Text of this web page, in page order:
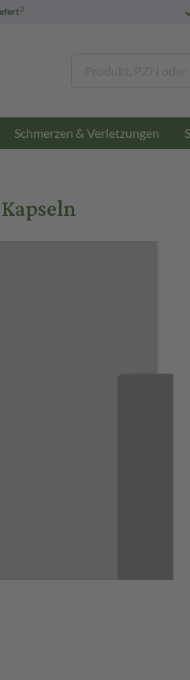
3
Schmerzen & Verletzungen